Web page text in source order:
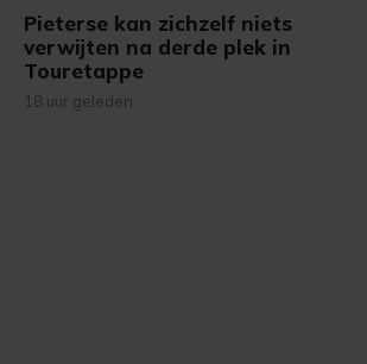
Pieterse kan zichzelf niets
verwijten na derde plek in
Touretappe
18 uur geleden